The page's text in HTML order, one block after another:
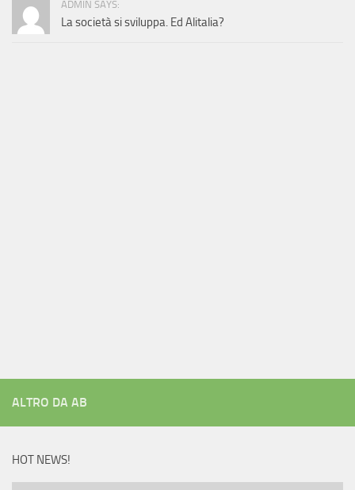
ADMIN SAYS:
La società si sviluppa. Ed Alitalia?
ALTRO DA AB
HOT NEWS!